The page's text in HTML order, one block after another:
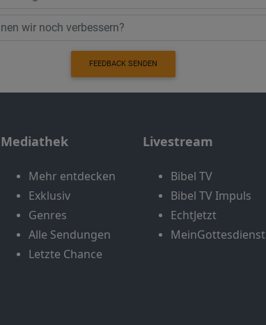
FEEDBACK SENDEN
Mediathek
Mehr entdecken
Exklusiv
Genres
Alle Sendungen
Letzte Chance
Livestream
Bibel TV
Bibel TV Impuls
EchtJetzt
MeinGottesdienst